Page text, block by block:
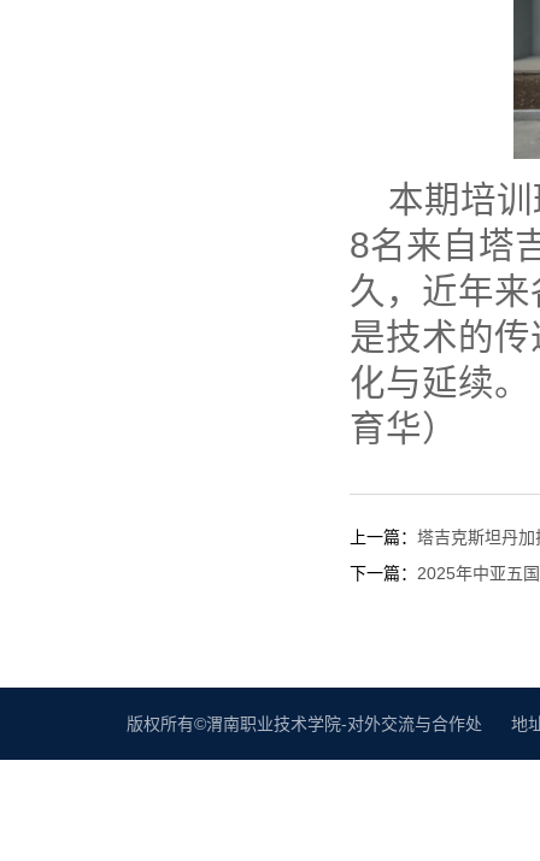
本期培
8名来自塔
久，近年
是技术的
化与延续
育华）
上一篇： 塔吉克斯坦丹
下一篇： 2025年中亚五
版权所有©渭南职业技术学院-对外交流与合作处